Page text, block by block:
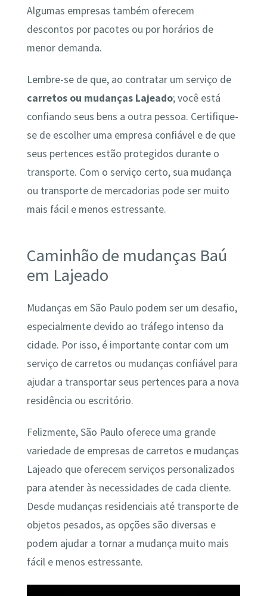
Algumas empresas também oferecem
descontos por pacotes ou por horários de
menor demanda.
Lembre-se de que, ao contratar um serviço de
carretos ou mudanças Lajeado; você está
confiando seus bens a outra pessoa. Certifique-
se de escolher uma empresa confiável e de que
seus pertences estão protegidos durante o
transporte. Com o serviço certo, sua mudança
ou transporte de mercadorias pode ser muito
mais fácil e menos estressante.
Caminhão de mudanças Baú
em Lajeado
Mudanças em São Paulo podem ser um desafio,
especialmente devido ao tráfego intenso da
cidade. Por isso, é importante contar com um
serviço de carretos ou mudanças confiável para
ajudar a transportar seus pertences para a nova
residência ou escritório.
Felizmente, São Paulo oferece uma grande
variedade de empresas de carretos e mudanças
Lajeado que oferecem serviços personalizados
para atender às necessidades de cada cliente.
Desde mudanças residenciais até transporte de
objetos pesados, as opções são diversas e
podem ajudar a tornar a mudança muito mais
fácil e menos estressante.